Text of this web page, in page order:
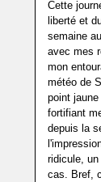
Cette
liberté et
semaine
avec mes
mon
météo de
point
fortifiant
depuis la
ridicule,
cas. Bref,